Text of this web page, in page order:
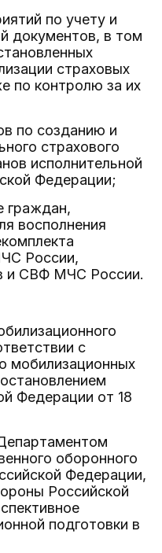
по учету и
документов, в том
страховых
по контролю за их
по созданию и
страхового
исполнительной
Федерации;
граждан,
восполнения
России,
и СВФ МЧС России.
с
мобилизационных
Федерации от 18
оборонного
Федерации,
Российской
подготовки в